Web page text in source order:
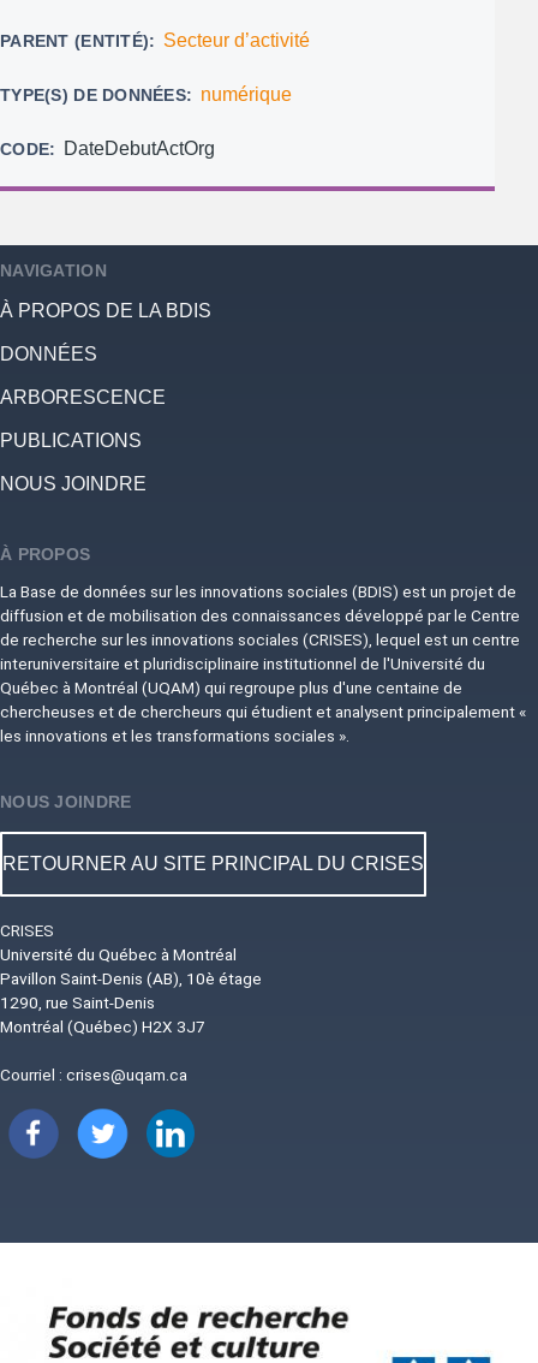
PARENT (ENTITÉ) Secteur d’activité
TYPE(S) DE DONNÉES numérique
CODE DateDebutActOrg
NAVIGATION
À PROPOS DE LA BDIS
DONNÉES
ARBORESCENCE
PUBLICATIONS
NOUS JOINDRE
À PROPOS
La Base de données sur les innovations sociales (BDIS) est un projet de
diffusion et de mobilisation des connaissances développé par le Centre
de recherche sur les innovations sociales (CRISES), lequel est un centre
interuniversitaire et pluridisciplinaire institutionnel de l'Université du
Québec à Montréal (UQAM) qui regroupe plus d'une centaine de
chercheuses et de chercheurs qui étudient et analysent principalement «
les innovations et les transformations sociales ».
NOUS JOINDRE
RETOURNER AU SITE PRINCIPAL DU CRISES
CRISES
Université du Québec à Montréal
Pavillon Saint-Denis (AB), 10è étage
1290, rue Saint-Denis
Montréal (Québec) H2X 3J7
Courriel : crises@uqam.ca
Image Image Image